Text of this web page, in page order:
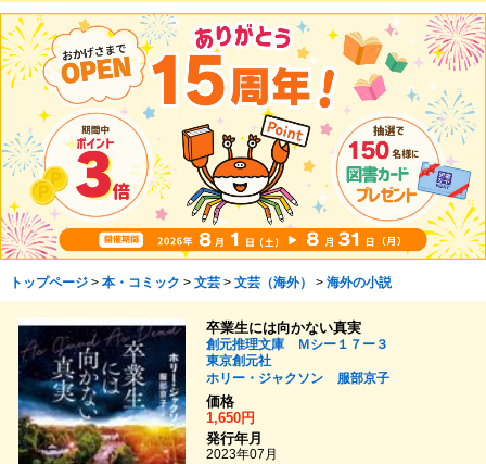
トップページ> 本・コミック > 文芸> 文芸（海外） > 海外の小説
卒業生には向かない真実
創元推理文庫 Ｍシー１７ー３
東京創元社
ホリー・ジャクソン
服部京子
価格
1,650円
発行年月
2023年07月